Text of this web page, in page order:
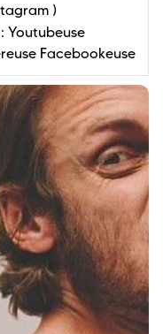
)
Youtubeuse
Facebookeuse